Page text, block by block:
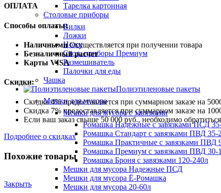
Тарелка картонная
Столовые приборы
Вилки
Ложки
Ножи
Стол. приборы Премиум
Размешиватель
Палочки для еды
Чашка
Полиэтиленовые пакеты
Мешки для мусора
Мешки для мусора с завязками
Ромашка Надежные с завязками ПСД
Ромашка Стандарт с завязками ПВД 35-
Ромашка Практичные с завязками ПВД
Ромашка Премиум с завязками ПВД 30-
Ромашка Броня с завязками 120-240л
Мешки для мусора Надежные ПСД
Мешки для мусора Ё-Ромашка
Мешки для мусора 20-60л
ОПЛАТА
Способы оплаты:
НаличнымиОсуществляется при получении товара
Безналичный расчет
Карты VISA
Скидки:
Скидка 4% предоставляется при суммарном заказе на
Скидка 7% предоставляется при суммарном заказе на
Если ваш заказ свыше 50 000 руб., необходимо
Подробнее о скидках
Похожие товары
Закрыть